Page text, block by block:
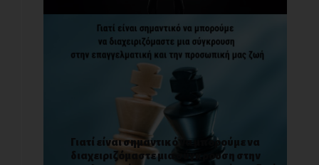
Γιατί είναι σημαντικό να μπορούμε να
διαχειριζόμαστε μια σύγκρουση στην